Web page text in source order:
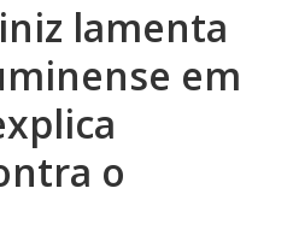
lamenta
em
o